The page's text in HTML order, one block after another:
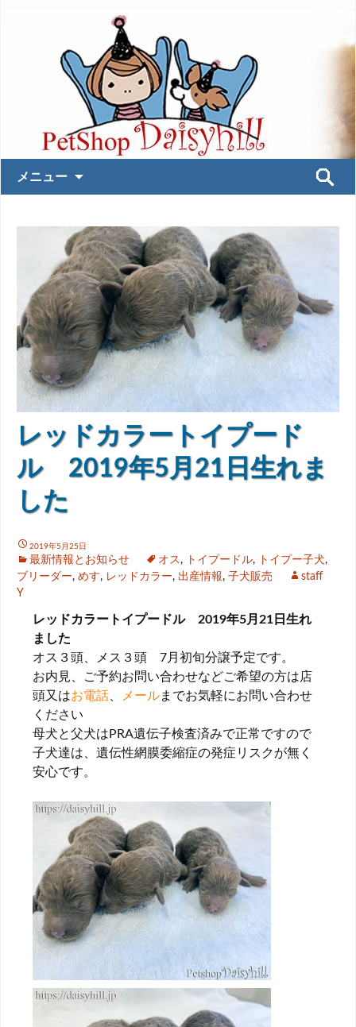
メニュー
ン
ツ
へ
ス
キ
ッ
プ
検
レッドカラートイプード
ル 2019年5月21日生れま
した
2019年5月25日
最新情報とお知らせ オス , トイプードル, トイプー子犬,
ブリーダー, めす, レッドカラー, 出産情報, 子犬販売
staff
Y
レッドカラートイプードル 2019年5月21日生れ
ました
オス３頭、メス３頭 7月初旬分譲予定です。
お内見、ご予約お問い合わせなどご希望の方は店
頭又はお電話 メールまでお気軽にお問い合わせ
ください
母犬と父犬はPRA遺伝子検査済みで正常ですので
子犬達は、遺伝性網膜委縮症の発症リスクが無く
安心です。